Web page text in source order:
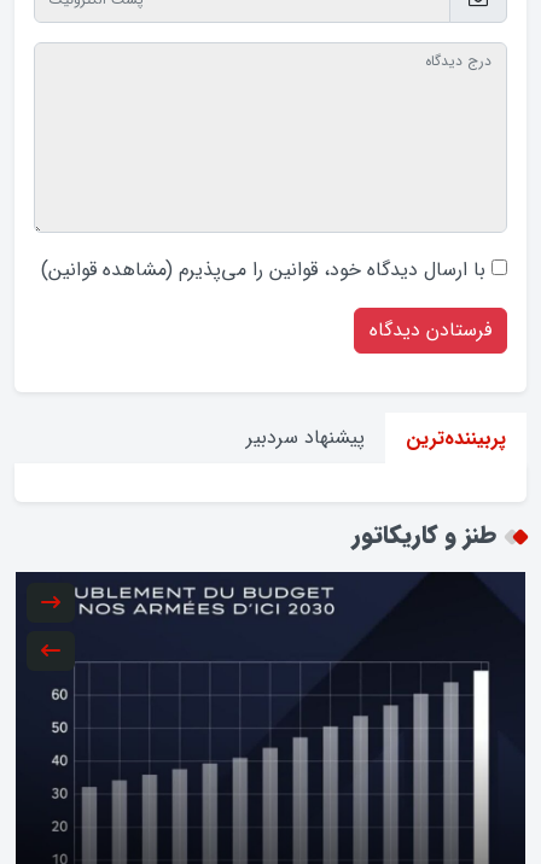
با ارسال دیدگاه‌ خود، قوانین را می‌پذیرم (مشاهده قوانین)
پربیننده‌ترین پیشنهاد سردبیر
طنز و کاریکاتور